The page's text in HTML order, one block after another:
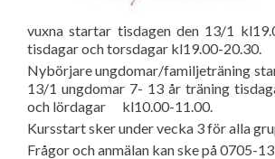
vuxna startar tisdagen den 13/1
tisdagar och torsdagar kl19.00-20.30.
Nybörjare ungdomar/familjeträning
13/1 ungdomar 7- 13 år träning
och lördagar kl10.00-11.00.
Kursstart sker under vecka 3 för alla
Frågor och anmälan kan ske på 0705-